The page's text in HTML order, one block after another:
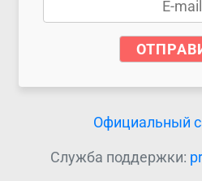
Официальный
Служба поддержки: